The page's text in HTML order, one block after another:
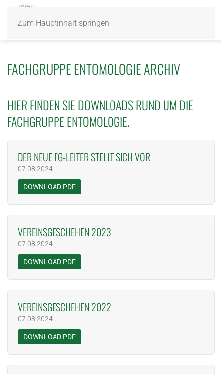
Zum Hauptinhalt springen
FACHGRUPPE ENTOMOLOGIE ARCHIV
HIER FINDEN SIE DOWNLOADS RUND UM DIE
FACHGRUPPE ENTOMOLOGIE.
DER NEUE FG-LEITER STELLT SICH VOR
07.08.2024
DOWNLOAD PDF
VEREINSGESCHEHEN 2023
07.08.2024
DOWNLOAD PDF
VEREINSGESCHEHEN 2022
07.08.2024
DOWNLOAD PDF